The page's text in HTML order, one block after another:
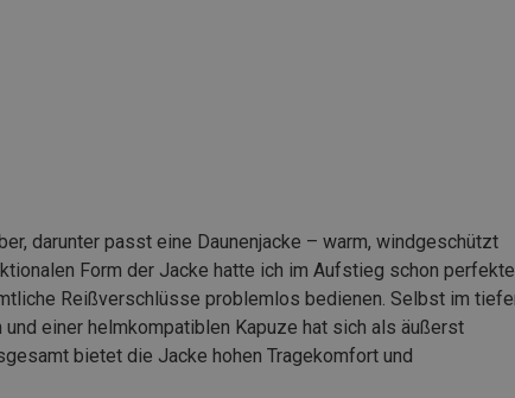
darunter passt eine Daunenjacke – warm, windgeschützt
Form der Jacke hatte ich im Aufstieg schon perfekte
Reißverschlüsse problemlos bedienen. Selbst im
einer helmkompatiblen Kapuze hat sich als äußerst
bietet die Jacke hohen Tragekomfort und